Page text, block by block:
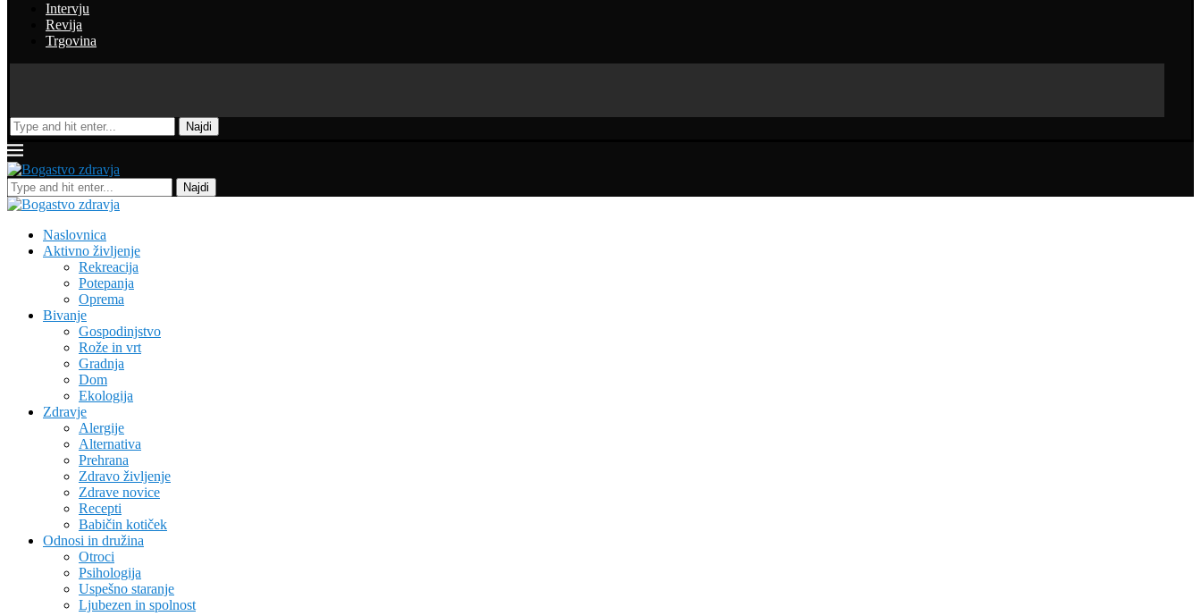
Intervju
Revija
Trgovina
Najdi
Najdi
Naslovnica
Aktivno življenje
Rekreacija
Potepanja
Oprema
Bivanje
Gospodinjstvo
Rože in vrt
Gradnja
Dom
Ekologija
Zdravje
Alergije
Alternativa
Prehrana
Zdravo življenje
Zdrave novice
Recepti
Babičin kotiček
Odnosi in družina
Otroci
Psihologija
Uspešno staranje
Ljubezen in spolnost